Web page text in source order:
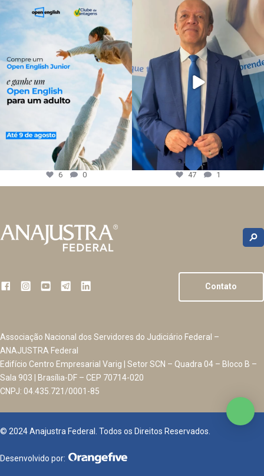
6 0 47 1
Contato
Associação Nacional dos Servidores do Judiciário Federal –
ANAJUSTRA Federal
Edifício Centro Empresarial Varig | Setor SCN – Quadra 04 – Bloco B –
Sala 903 | Brasília-DF – CEP 70714-020
CNPJ: 04.435.721/0001-85
© 2024 Anajustra Federal. Todos os Direitos Reservados.
Desenvolvido por: